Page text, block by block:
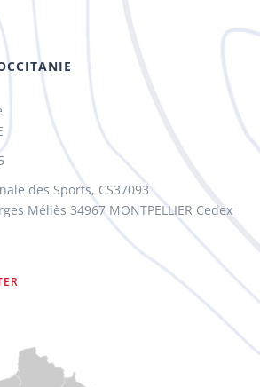
des Sports, CS37093
Méliès 34967 MONTPELLIER Cedex